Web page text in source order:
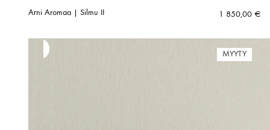
Arni Aromaa | Silmu II 1 850,00 €
MYYTY